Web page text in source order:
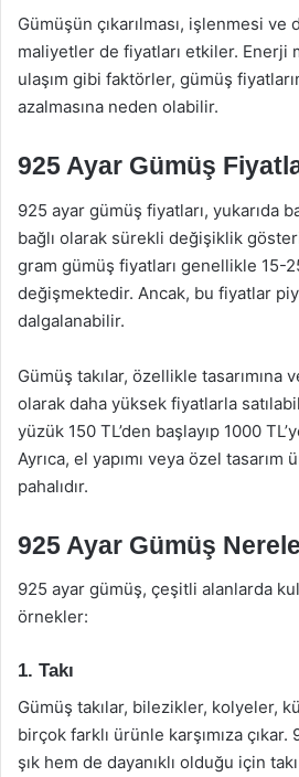
Gümüşün çıkarılması, işlenmesi ve
maliyetler de fiyatları etkiler. Enerji
ulaşım gibi faktörler, gümüş
azalmasına neden olabilir.
925 Ayar Gümüş
925 ayar gümüş fiyatları, yukarıda
bağlı olarak sürekli değişiklik
gram gümüş fiyatları genellikle 15-
değişmektedir. Ancak, bu fiyatlar
dalgalanabilir.
Gümüş takılar, özellikle tasarımına
olarak daha yüksek fiyatlarla
yüzük 150 TL’den başlayıp 1000
Ayrıca, el yapımı veya özel
pahalıdır.
925 Ayar Gümüş
925 ayar gümüş, çeşitli alanlarda
örnekler:
1. Takı
Gümüş takılar, bilezikler, kolyeler,
birçok farklı ürünle karşımıza
şık hem de dayanıklı olduğu için